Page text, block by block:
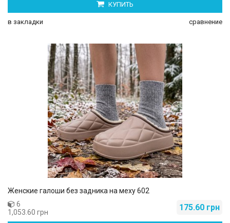
КУПИТЬ
в закладки сравнение
Женские галоши без задника на меху 602
175.60 грн
6
1,053.60 грн